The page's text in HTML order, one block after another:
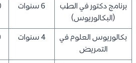
برنامج دكتور في الطب
(البكالوريوس)
6 سنوات
بكالوريوس العلوم في
التمريض
4 سنوات